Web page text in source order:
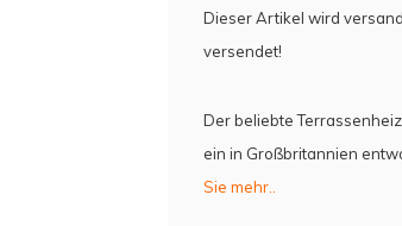
Dieser Artikel wird
versendet!
Der beliebte
ein in Großbritannien
Sie mehr..